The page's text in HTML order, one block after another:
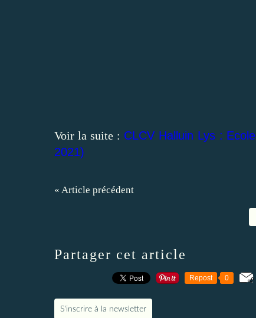
Voir la suite : CLCV Halluin Lys :
2021)
« Article précédent
Partager cet article
Repost 0
S'inscrire à la newsletter